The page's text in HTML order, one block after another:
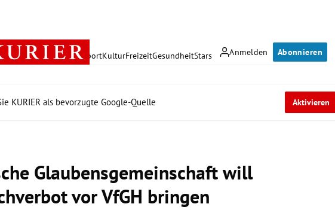
Anmelden Abonnieren
PolitikWirtschaft SportKulturFreizeitGesundheitStars
KURIER als bevorzugte Google-Quelle Aktivieren
Glaubensgemeinschaft will
vor VfGH bringen